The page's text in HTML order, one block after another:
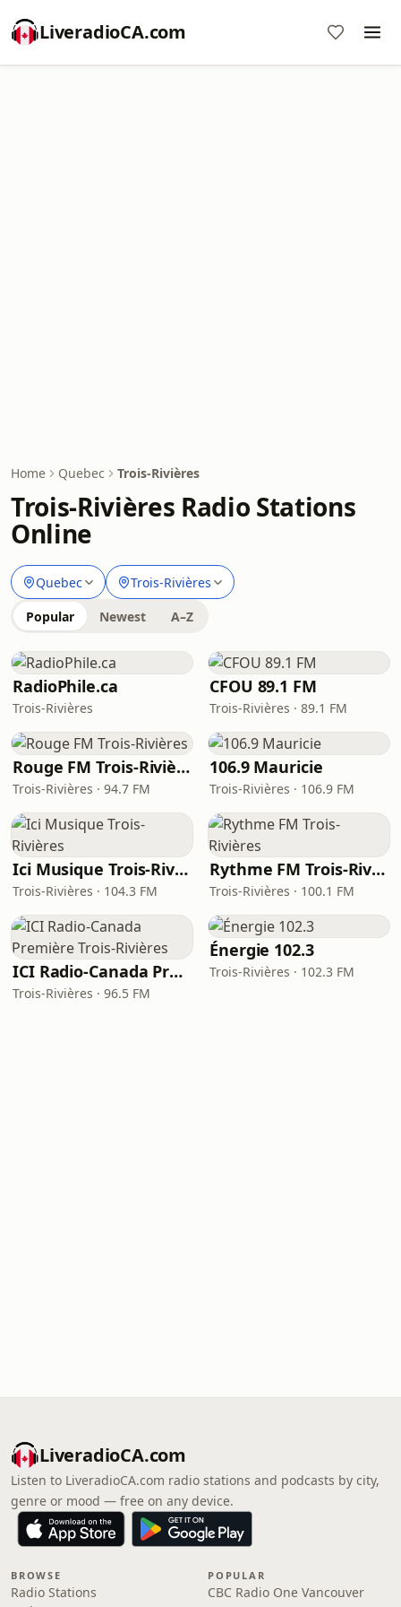
LiveradioCA.com
Home Quebec Trois-Rivières
Trois-Rivières Radio Stations
Online
Quebec Trois-Rivières
Popular Newest A–Z
RadioPhile.ca
Trois-Rivières
CFOU 89.1 FM
Trois-Rivières · 89.1 FM
Rouge FM Trois-Rivières
Trois-Rivières · 94.7 FM
106.9 Mauricie
Trois-Rivières · 106.9 FM
Ici Musique Trois-Rivières
Trois-Rivières · 104.3 FM
Rythme FM Trois-Rivières
Trois-Rivières · 100.1 FM
ICI Radio-Canada Première Trois-Rivières
Trois-Rivières · 96.5 FM
Énergie 102.3
Trois-Rivières · 102.3 FM
LiveradioCA.com
Listen to LiveradioCA.com radio stations and podcasts by city,
genre or mood — free on any device.
BROWSE
Radio Stations
POPULAR
CBC Radio One Vancouver